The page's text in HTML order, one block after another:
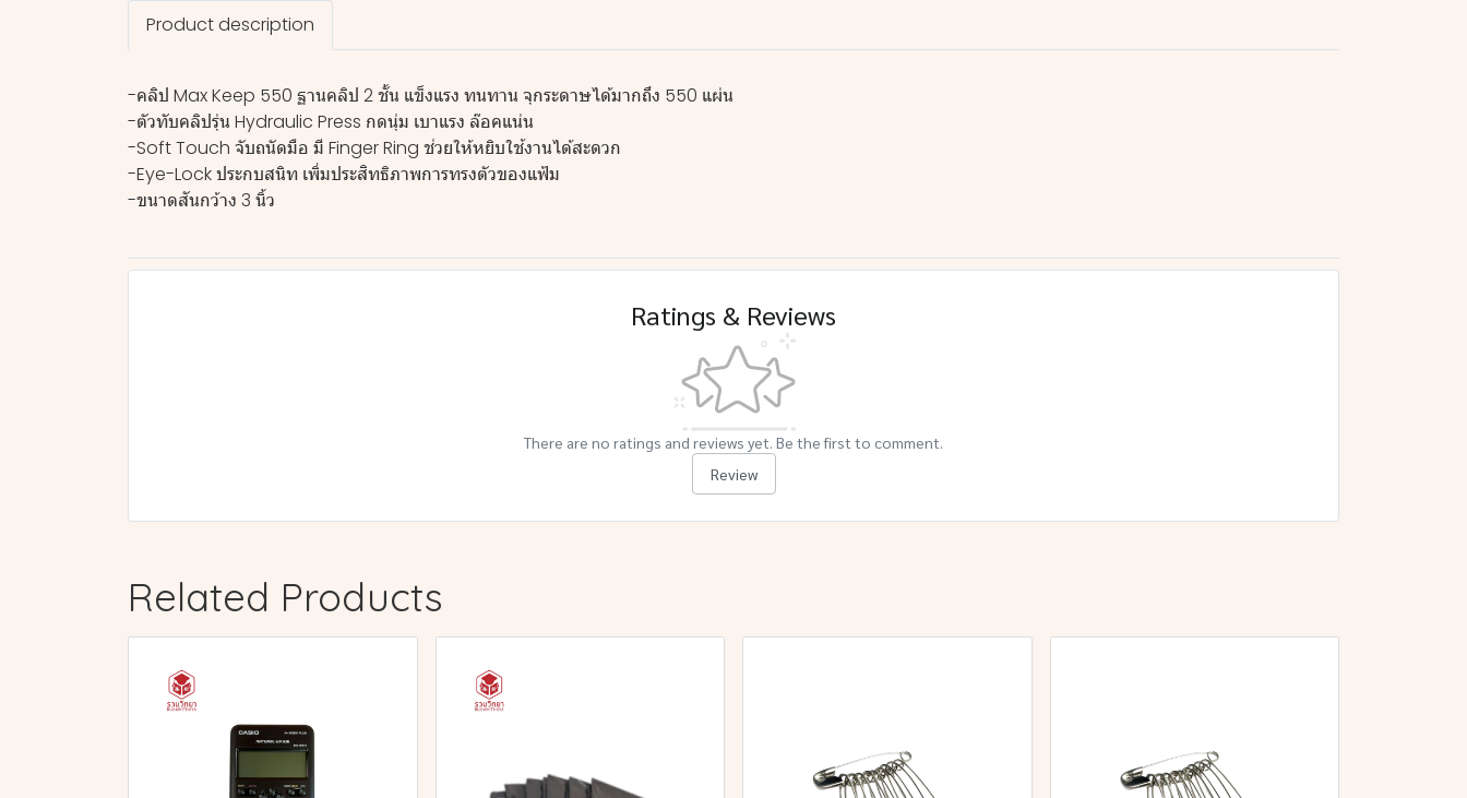
Product description
-คลิป Max Keep 550 ฐานคลิป 2 ชั้น แข็งแรง ทนทาน จุกระดาษได้มากถึง 550 แผ่น
-ตัวทับคลิปรุ่น Hydraulic Press กดนุ่ม เบาแรง ล๊อคแน่น
-Soft Touch จับถนัดมือ มี Finger Ring ช่วยให้หยิบใช้งานได้สะดวก
-Eye-Lock ประกบสนิท เพิ่มประสิทธิภาพการทรงตัวของแฟ้ม
-ขนาดสันกว้าง 3 นิ้ว
Ratings & Reviews
There are no ratings and reviews yet. Be the first to comment.
Review
Related Products